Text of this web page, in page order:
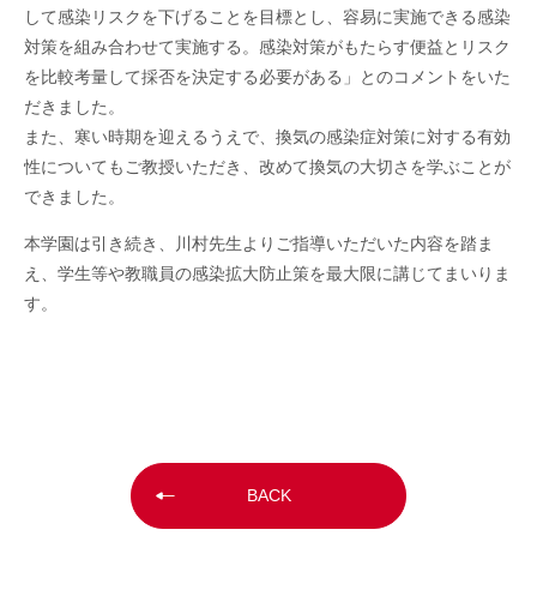
して感染リスクを下げることを目標とし、容易に実施できる感染
対策を組み合わせて実施する。感染対策がもたらす便益とリスク
を比較考量して採否を決定する必要がある」とのコメントをいた
だきました。
また、寒い時期を迎えるうえで、換気の感染症対策に対する有効
性についてもご教授いただき、改めて換気の大切さを学ぶことが
できました。
本学園は引き続き、川村先生よりご指導いただいた内容を踏ま
え、学生等や教職員の感染拡大防止策を最大限に講じてまいりま
す。
BACK